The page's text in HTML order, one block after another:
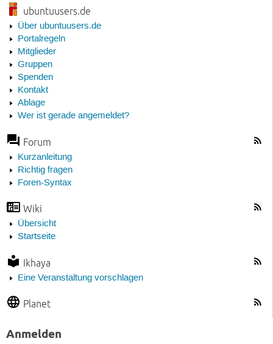
ubuntuusers.de
Über ubuntuusers.de
Portalregeln
Mitglieder
Gruppen
Spenden
Kontakt
Ablage
Wer ist gerade angemeldet?
Forum
Kurzanleitung
Richtig fragen
Foren-Syntax
Wiki
Übersicht
Startseite
Ikhaya
Eine Veranstaltung vorschlagen
Planet
Anmelden